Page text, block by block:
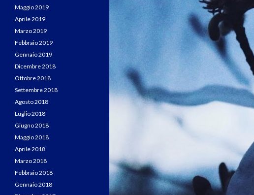
Maggio 2019
Aprile 2019
Marzo 2019
Febbraio 2019
Gennaio 2019
Dicembre 2018
Ottobre 2018
Settembre 2018
Agosto 2018
Luglio 2018
Giugno 2018
Maggio 2018
Aprile 2018
Marzo 2018
Febbraio 2018
Gennaio 2018